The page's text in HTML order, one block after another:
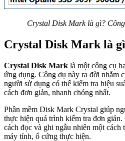
Crystal Disk Mark là gì?
Crystal Disk Mark là
Crystal Disk Mark là một công cụ
ứng dụng. Công dụ này ra đời nhằm
người sử dụng có thể kiểm tra hiệu
cách đơn giản, nhanh chóng nhất.
Phần mềm Disk Mark Crystal giúp
thực hiện quá trình kiểm tra đơn
cách đọc và ghi ngẫu nhiên một
máy tính, ổ cứng thực hiện.